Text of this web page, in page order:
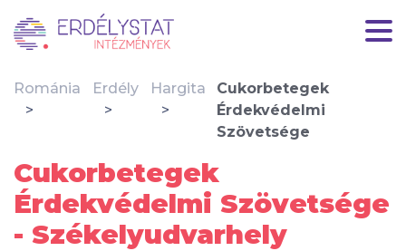
Románia Erdély Hargita
Cukorbetegek
Érdekvédelmi
Szövetsége
Cukorbetegek
Érdekvédelmi Szövetsége
- Székelyudvarhely